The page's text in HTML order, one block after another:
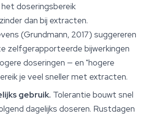
doseringsbereik
dan bij extracten.
(Grundmann, 2017) suggereren
zelfgerapporteerde bijwerkingen
doseringen — en "hogere
je veel sneller met extracten.
gebruik. Tolerantie bouwt snel
dagelijks doseren. Rustdagen